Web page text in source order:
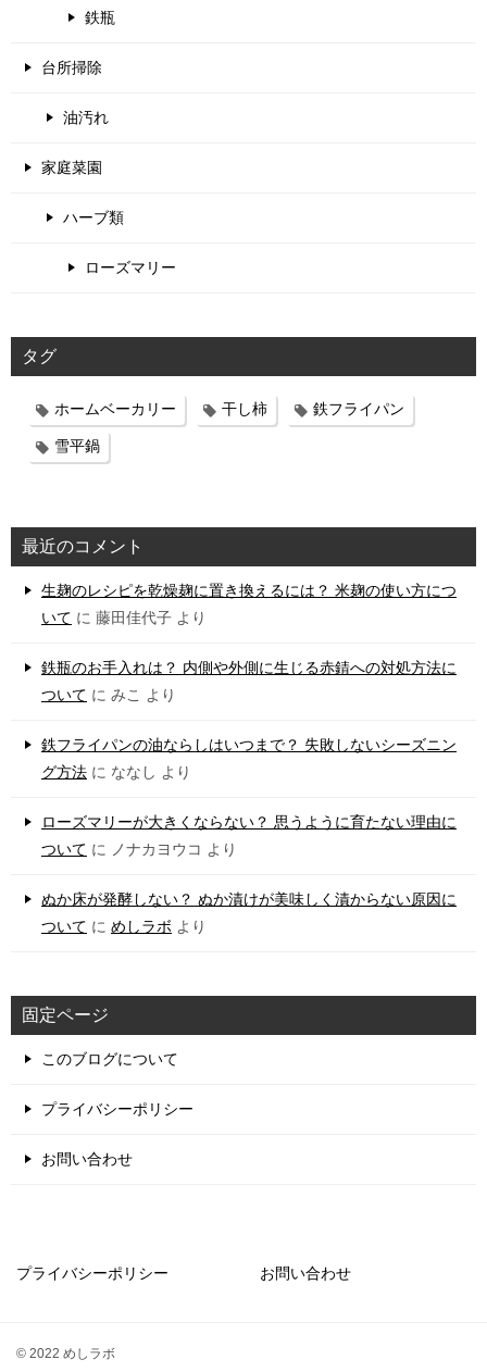
鉄瓶
台所掃除
油汚れ
家庭菜園
ハーブ類
ローズマリー
タグ
ホームベーカリー 干し柿 鉄フライパン
雪平鍋
最近のコメント
生麹のレシピを乾燥麹に置き換えるには？ 米麹の使い方につ
いて に 藤田佳代子 より
鉄瓶のお手入れは？ 内側や外側に生じる赤錆への対処方法に
ついて に みこ より
鉄フライパンの油ならしはいつまで？ 失敗しないシーズニン
グ方法 に ななし より
ローズマリーが大きくならない？ 思うように育たない理由に
ついて に ノナカヨウコ より
ぬか床が発酵しない？ ぬか漬けが美味しく漬からない原因に
ついて に めしラボ より
固定ページ
このブログについて
プライバシーポリシー
お問い合わせ
プライバシーポリシー お問い合わせ
© 2022 めしラボ